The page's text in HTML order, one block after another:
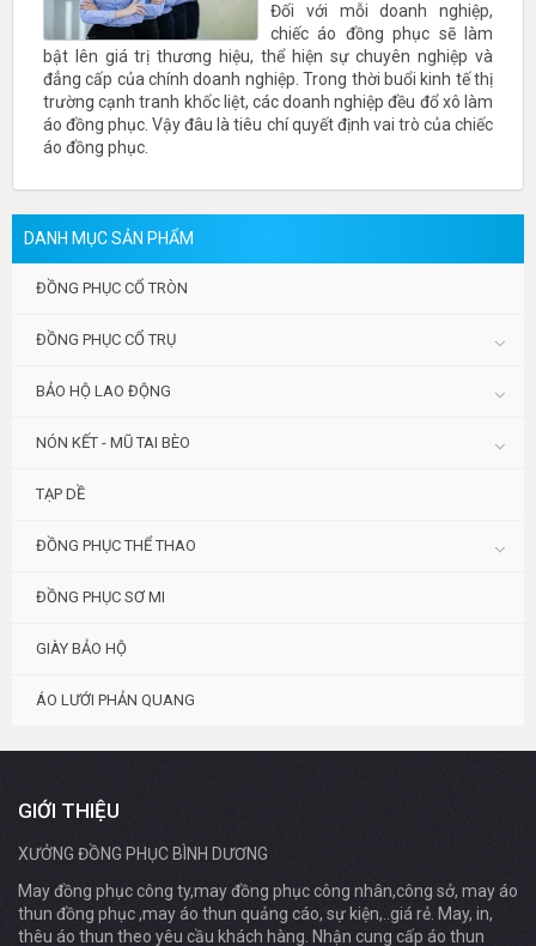
Đối với mỗi doanh nghiệp,
chiếc áo đồng phục sẽ làm
bật lên giá trị thương hiệu, thể hiện sự chuyên nghiệp và
đẳng cấp của chính doanh nghiệp. Trong thời buổi kinh tế thị
trường cạnh tranh khốc liệt, các doanh nghiệp đều đổ xô làm
áo đồng phục. Vậy đâu là tiêu chí quyết định vai trò của chiếc
áo đồng phục.
DANH MỤC SẢN PHẨM
ĐỒNG PHỤC CỔ TRÒN
ĐỒNG PHỤC CỔ TRỤ
BẢO HỘ LAO ĐỘNG
NÓN KẾT - MŨ TAI BÈO
TẠP DỀ
ĐỒNG PHỤC THỂ THAO
ĐỒNG PHỤC SƠ MI
GIÀY BẢO HỘ
ÁO LƯỚI PHẢN QUANG
GIỚI THIỆU
XƯỞNG ĐỒNG PHỤC BÌNH DƯƠNG
May đồng phục công ty,may đồng phục công nhân,công sở, may áo
thun đồng phục ,may áo thun quảng cáo, sự kiện,..giá rẻ. May, in,
thêu áo thun theo yêu cầu khách hàng. Nhận cung cấp áo thun